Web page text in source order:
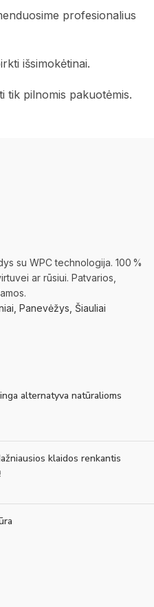
profesionalius
išsimokėtinai.
tik pilnomis pakuotėmis.
su WPC technologija. 100 %
ar rūsiui. Patvarios,
Panevėžys, Šiauliai
alternatyva natūralioms
klaidos renkantis